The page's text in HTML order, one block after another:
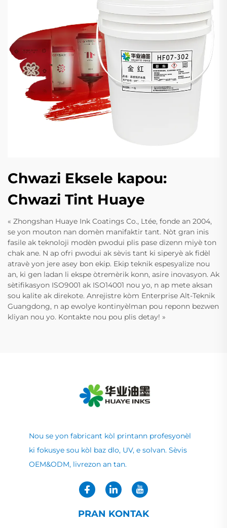
Chwazi Eksele kapou:
Chwazi Tint Huaye
« Zhongshan Huaye Ink Coatings Co., Ltée, fonde an 2004,
se yon mouton nan domèn manifaktir tant. Nòt gran inis
fasile ak teknoloji modèn pwodui plis pase dizenn miyè ton
chak ane. N ap ofri pwodui ak sèvis tant ki siperyè ak fidèl
atravè yon jere asey bon ekip. Ekip teknik espesyalize nou
an, ki gen ladan li ekspe òtremèrik konn, asire inovasyon. Ak
sètifikasyon ISO9001 ak ISO14001 nou yo, n ap mete aksan
sou kalite ak direkote. Anrejistre kòm Enterprise Alt-Teknik
Guangdong, n ap ewolye kontinyèlman pou reponn bezwen
kliyan nou yo. Kontakte nou pou plis detay! »
Nou se yon fabricant kòl printann profesyonèl
ki fokusye sou kòl baz dlo, UV, e solvan. Sèvis
OEM&ODM, livrezon an tan.
PRAN KONTAK